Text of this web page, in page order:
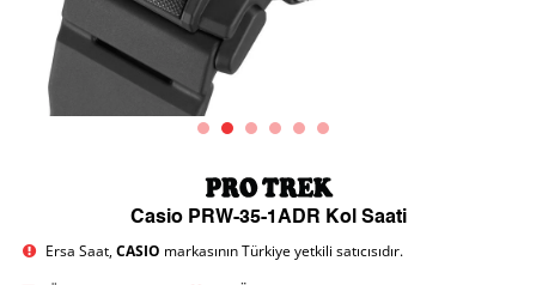
Casio PRW-35-1ADR Kol Saati
Ersa Saat,CASIO markasının Türkiye yetkili satıcısıdır.